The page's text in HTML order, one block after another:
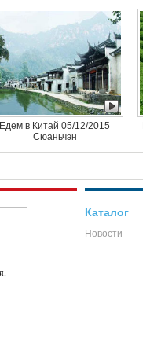
Едем в Китай 05/12/2015
Сюаньчэн
Каталог
Новости